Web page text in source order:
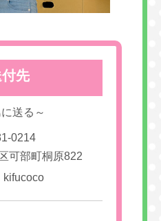
先
送る～
0214
可部町桐原822
kifucoco